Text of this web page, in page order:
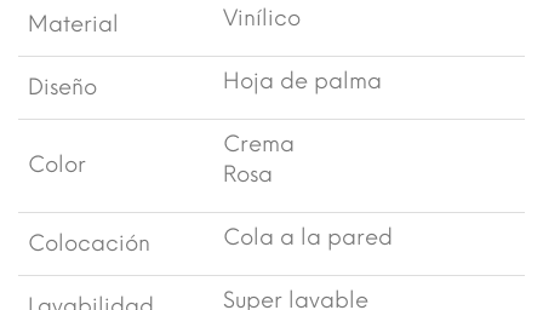
Material Vinílico
Diseño Hoja de palma
Color
Crema
Rosa
Colocación Cola a la pared
Super lavable